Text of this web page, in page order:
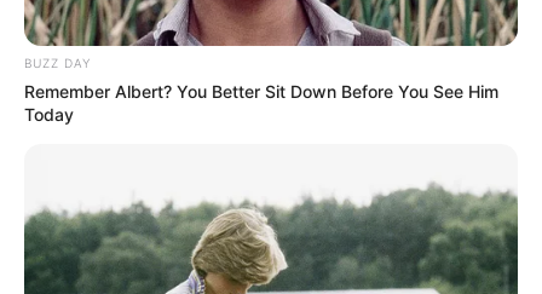
BUZZ DAY
Remember Albert? You Better Sit Down Before You See Him
Today